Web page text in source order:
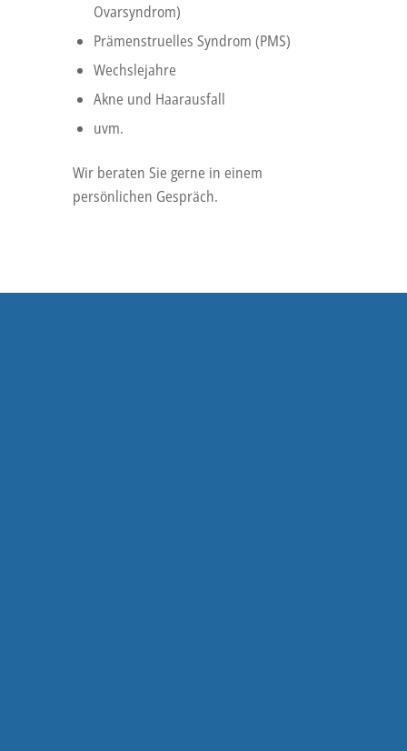
Ovarsyndrom)
Prämenstruelles Syndrom (PMS)
Wechslejahre
Akne und Haarausfall
uvm.
Wir beraten Sie gerne in einem
persönlichen Gespräch.